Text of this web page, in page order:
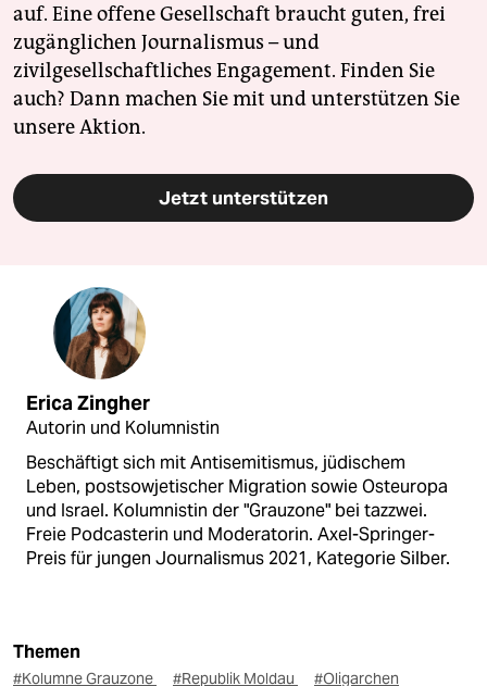
auf. Eine offene Gesellschaft braucht guten, frei
zugänglichen Journalismus – und
zivilgesellschaftliches Engagement. Finden Sie
auch? Dann machen Sie mit und unterstützen Sie
unsere Aktion.
Jetzt unterstützen
Erica Zingher
Autorin und Kolumnistin
Beschäftigt sich mit Antisemitismus, jüdischem
Leben, postsowjetischer Migration sowie Osteuropa
und Israel. Kolumnistin der "Grauzone" bei tazzwei.
Freie Podcasterin und Moderatorin. Axel-Springer-
Preis für jungen Journalismus 2021, Kategorie Silber.
Themen
#Kolumne Grauzone #Republik Moldau #Oligarchen